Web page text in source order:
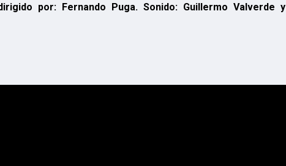
por: Fernando Puga. Sonido: Guillermo Valverde y